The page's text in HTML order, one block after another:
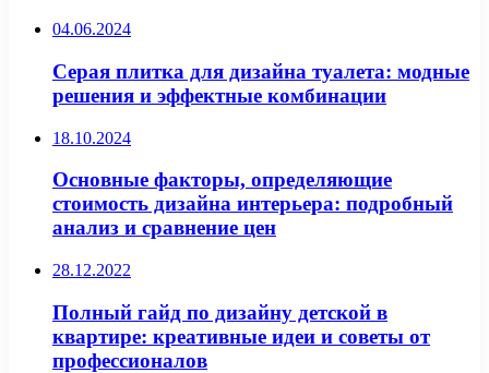
04.06.2024
Серая плитка для дизайна туалета: модные
решения и эффектные комбинации
18.10.2024
Основные факторы, определяющие
стоимость дизайна интерьера: подробный
анализ и сравнение цен
28.12.2022
Полный гайд по дизайну детской в
квартире: креативные идеи и советы от
профессионалов